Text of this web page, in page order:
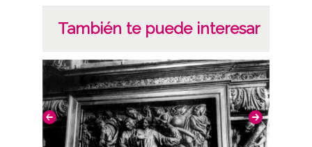
También te puede interesar